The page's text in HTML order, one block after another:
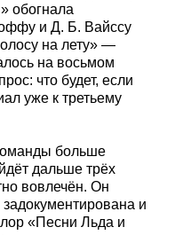
обогнала
и Д. Б. Вайссу
на лету» —
на восьмом
что будет, если
уже к третьему
больше
дальше трёх
вовлечён. Он
и
«Песни Льда и